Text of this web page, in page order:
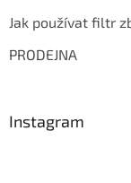
Jak používat filtr
PRODEJNA
Instagram